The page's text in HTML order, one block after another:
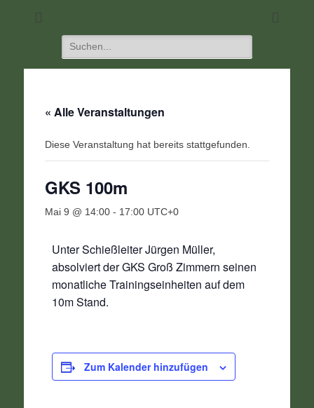
SC 1968 Klein-
Suchen
nach:
« Alle Veranstaltungen
Diese Veranstaltung hat bereits stattgefunden.
GKS 100m
Mai 9 @ 14:00 - 17:00 UTC+0
Unter Schießleiter Jürgen Müller,
absolviert der GKS Groß Zimmern seinen
monatliche Trainingseinheiten auf dem
10m Stand.
Zum Kalender hinzufügen